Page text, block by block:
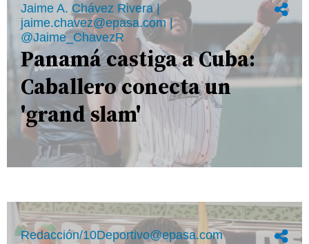
Jaime A. Chávez Rivera |
jaime.chavez@epasa.com |
@Jaime_ChavezR
Panamá castiga a Cuba:
Caballero conecta un
'grand slam'
Redacción/10Deportivo@epasa.com